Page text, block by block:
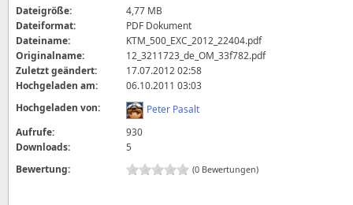
Dateigröße:
4,77 MB
Dateiformat:
PDF Dokument
Dateiname:
KTM_500_EXC_2012_22404.pdf
Originalname:
12_3211723_de_OM_33f782.pdf
Zuletzt geändert:
17.07.2012 02:58
Hochgeladen am:
06.10.2011 03:03
Hochgeladen von:
Peter Pasalt
Aufrufe:
930
Downloads:
5
Bewertung:
(0 Bewertungen)